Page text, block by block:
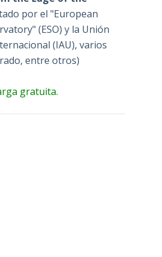
por el "European
(ESO) y la Unión
(IAU), varios
entre otros)
gratuita.